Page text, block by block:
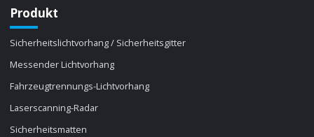
Produkt
Sicherheitslichtvorhang / Sicherheitsgitter
Messender Lichtvorhang
Fahrzeugtrennungs-Lichtvorhang
Laserscanning-Radar
Sicherheitsmatten